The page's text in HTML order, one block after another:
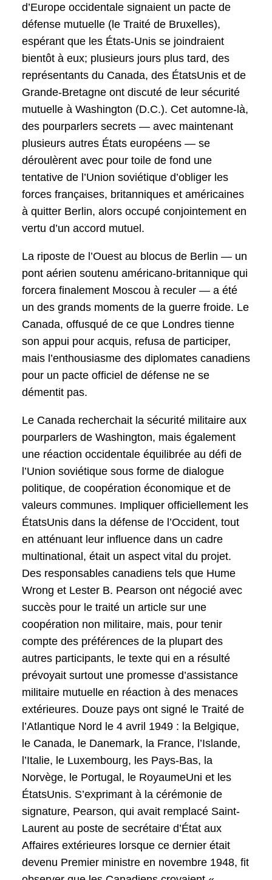
d’Europe occidentale signaient un pacte de
défense mutuelle (le Traité de Bruxelles),
espérant que les États-Unis se joindraient
bientôt à eux; plusieurs jours plus tard, des
représentants du Canada, des ÉtatsUnis et de
Grande-Bretagne ont discuté de leur sécurité
mutuelle à Washington (D.C.). Cet automne-là,
des pourparlers secrets — avec maintenant
plusieurs autres États européens — se
déroulèrent avec pour toile de fond une
tentative de l’Union soviétique d’obliger les
forces françaises, britanniques et américaines
à quitter Berlin, alors occupé conjointement en
vertu d’un accord mutuel.
La riposte de l’Ouest au blocus de Berlin — un
pont aérien soutenu américano-britannique qui
forcera finalement Moscou à reculer — a été
un des grands moments de la guerre froide. Le
Canada, offusqué de ce que Londres tienne
son appui pour acquis, refusa de participer,
mais l’enthousiasme des diplomates canadiens
pour un pacte officiel de défense ne se
démentit pas.
Le Canada recherchait la sécurité militaire aux
pourparlers de Washington, mais également
une réaction occidentale équilibrée au défi de
l’Union soviétique sous forme de dialogue
politique, de coopération économique et de
valeurs communes. Impliquer officiellement les
ÉtatsUnis dans la défense de l’Occident, tout
en atténuant leur influence dans un cadre
multinational, était un aspect vital du projet.
Des responsables canadiens tels que Hume
Wrong et Lester B. Pearson ont négocié avec
succès pour le traité un article sur une
coopération non militaire, mais, pour tenir
compte des préférences de la plupart des
autres participants, le texte qui en a résulté
prévoyait surtout une promesse d’assistance
militaire mutuelle en réaction à des menaces
extérieures. Douze pays ont signé le Traité de
l’Atlantique Nord le 4 avril 1949 : la Belgique,
le Canada, le Danemark, la France, l’Islande,
l’Italie, le Luxembourg, les Pays-Bas, la
Norvège, le Portugal, le RoyaumeUni et les
ÉtatsUnis. S’exprimant à la cérémonie de
signature, Pearson, qui avait remplacé Saint-
Laurent au poste de secrétaire d’État aux
Affaires extérieures lorsque ce dernier était
devenu Premier ministre en novembre 1948, fit